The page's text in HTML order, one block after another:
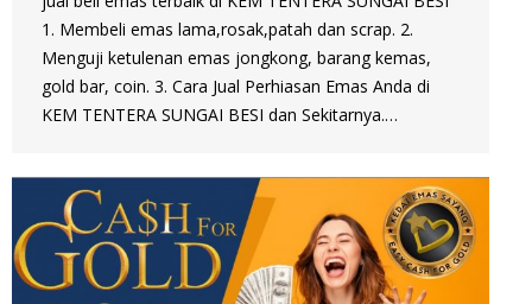
1. Membeli emas lama,rosak,patah dan scrap. 2.
Menguji ketulenan emas jongkong, barang kemas,
gold bar, coin. 3. Cara Jual Perhiasan Emas Anda di
KEM TENTERA SUNGAI BESI dan Sekitarnya.…